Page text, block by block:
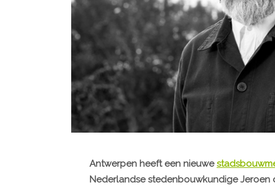
Antwerpen heeft een nieuwe
Nederlandse stedenbouwkundige Jeroen